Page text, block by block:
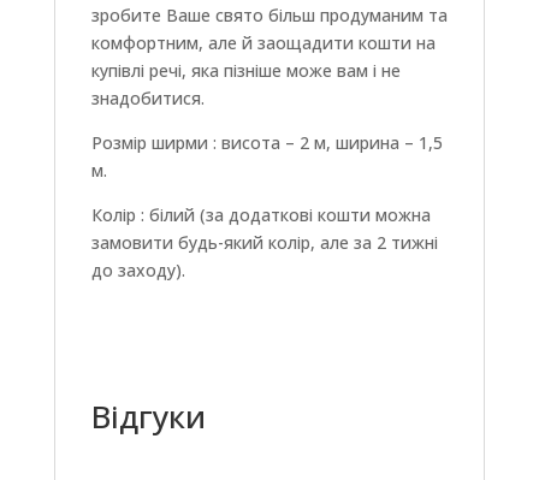
зробите Ваше свято більш продуманим та
комфортним, але й заощадити кошти на
купівлі речі, яка пізніше може вам і не
знадобитися.
Розмір ширми : висота – 2 м, ширина – 1,5
м.
Колір : білий (за додаткові кошти можна
замовити будь-який колір, але за 2 тижні
до заходу).
Відгуки